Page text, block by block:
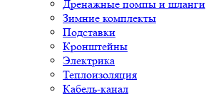
Дренажные помпы и шланги
Зимние комплекты
Подставки
Кронштейны
Электрика
Теплоизоляция
Кабель-канал